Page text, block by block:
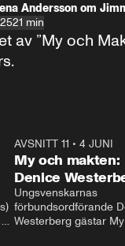
Andersson om
21 min
av ”My och
AVSNITT 11 •4 JUNI
My och makten:
Denice
Ungsvenskarnas
förbundsordförande
Westerberg gästar